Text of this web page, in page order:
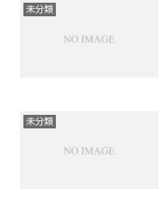
未分類
未分類